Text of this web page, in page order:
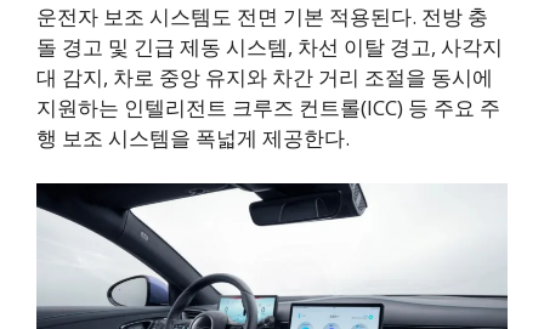
운전자 보조 시스템도 전면 기본 적용된다. 전방 충
돌 경고 및 긴급 제동 시스템, 차선 이탈 경고, 사각지
대 감지, 차로 중앙 유지와 차간 거리 조절을 동시에
지원하는 인텔리전트 크루즈 컨트롤(ICC) 등 주요 주
행 보조 시스템을 폭넓게 제공한다.